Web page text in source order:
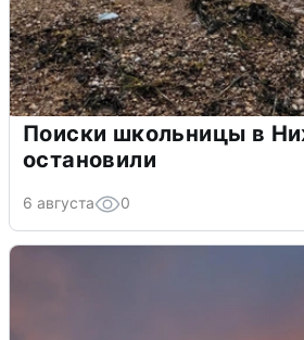
Поиски школьницы в
остановили
6 августа 0